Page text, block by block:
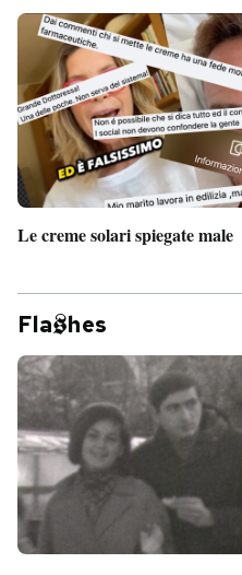
Le creme solari spiegate male
Fla hes